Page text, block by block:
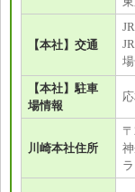
【本社】交通
【本社】駐車
場情報
川崎本社住所